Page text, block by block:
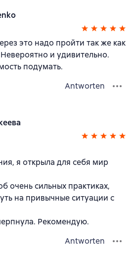
это надо пройти так же как
и удивительно.
подумать.
Antworten
я открыла для себя мир
очень сильных практиках,
на привычные ситуации с
Рекомендую.
Antworten